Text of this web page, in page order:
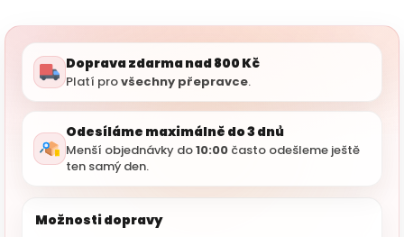
Doprava zdarma nad 800 Kč
Platí provšechny přepravce.
Odesíláme maximálně do 3 dnů
Menší objednávky do10:00 často odešleme ještě
ten samý den.
Možnosti dopravy